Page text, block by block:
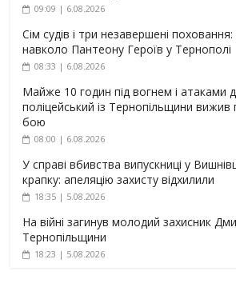
09:09 | 6.08.2026
Сім судів і три незавершені
навколо Пантеону Героїв у Тернополі
08:33 | 6.08.2026
Майже 10 годин під вогнем і атаками
поліцейський із Тернопільщини вижив
бою
08:00 | 6.08.2026
У справі вбивства випускниці у
крапку: апеляцію захисту відхилили
18:35 | 5.08.2026
На війні загинув молодий захисник
Тернопільщини
18:23 | 5.08.2026